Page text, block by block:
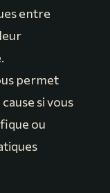
entre
permet
si vous
ou